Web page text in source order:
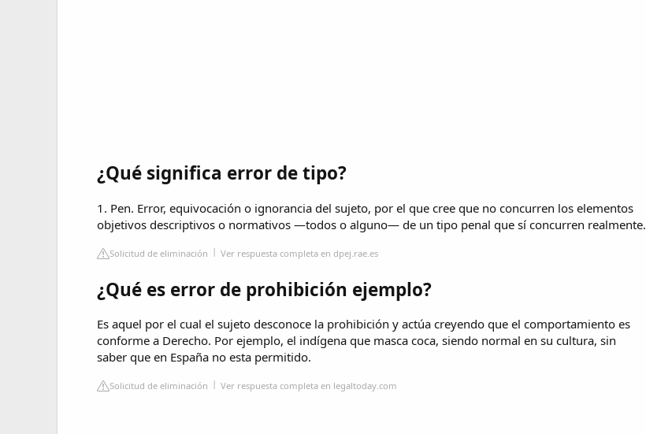
¿Qué significa error de tipo?
1. Pen. Error, equivocación o ignorancia del sujeto, por el que cree que no concurren los elementos
objetivos descriptivos o normativos —todos o alguno— de un tipo penal que sí concurren realmente.
Solicitud de eliminación Ver respuesta completa en dpej.rae.es
¿Qué es error de prohibición ejemplo?
Es aquel por el cual el sujeto desconoce la prohibición y actúa creyendo que el comportamiento es
conforme a Derecho. Por ejemplo, el indígena que masca coca, siendo normal en su cultura, sin
saber que en España no esta permitido.
Solicitud de eliminación Ver respuesta completa en legaltoday.com